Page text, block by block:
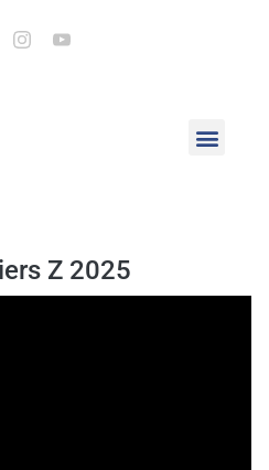
Z 2025